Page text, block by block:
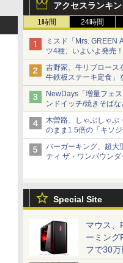
アクセスランキ
1時間 24時間
ミスド「Mrs. GREEN
ツ4種、いよいよ発売！
吉野家、牛リブロース
牛鉄板ステーキ定食」
NewDays「増量フェ
ンドイッチ/焼きそば
ボリュームアップ
木曽路、しゃぶしゃぶ
のまま1.5倍の「キソ
水・日曜夜限定
バーガーキング、超大
ティ ザ・ワンパウン
Special Site
マウス、
ーミング
フで30万